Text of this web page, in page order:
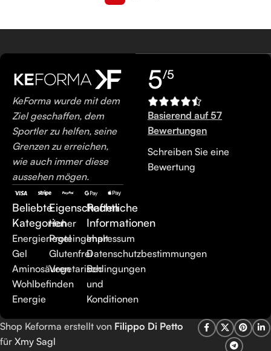
KeForma wurde mit dem
Ziel geschaffen, dem
Sportler zu helfen, seine
Grenzen zu erreichen,
wie auch immer diese
aussehen mögen.
Beliebte
Kategorien
Energieriegel
Gel
Aminosäuren
Wohlbefinden
Energie
Eigenschaften
Hoher
Proteingehalt
Glutenfrei
Vegetarisch
Rechtliche
Informationen
Impressum
Datenschutzbestimmungen
Bedingungen
und
Konditionen
5/5
Basierend auf 57
Bewertungen
Schreiben Sie eine
Bewertung
Shop Keforma erstellt von Filippo Di Petto
für Xmy Sagl